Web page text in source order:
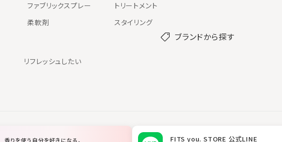
ファブリックスプレー
柔軟剤
トリートメント
スタイリング
リフレッシュしたい
ブランドから探す
香りを使う自分を好きになる、
FITS you. STORE 公式LINE